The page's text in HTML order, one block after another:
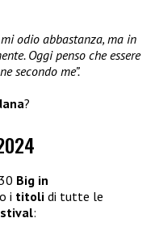
odio abbastanza, ma in
Oggi penso che essere
secondo me”.
?
Big in
i titoli di tutte le
: